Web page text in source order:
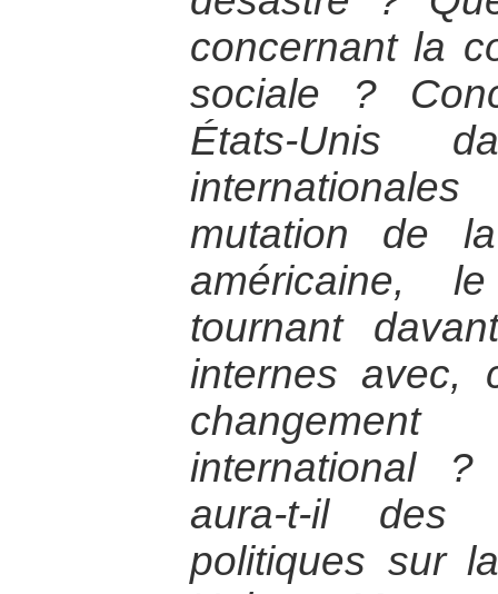
concernant la
sociale ?
États-Unis
mutation de
américaine,
tournant
internes avec,
international
aura-t-il des
politiques sur